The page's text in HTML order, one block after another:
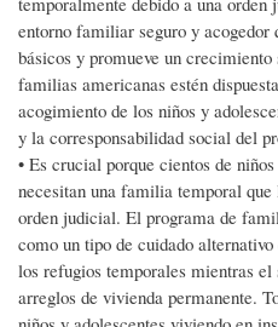
entorno familiar seguro y acogedor
básicos y promueve un
familias americanas estén
acogimiento de los niños y
y la corresponsabilidad social del
• Es crucial porque cientos de
necesitan una familia temporal
orden judicial. El programa de
como un tipo de cuidado
los refugios temporales mientras el
arreglos de vivienda permanente.